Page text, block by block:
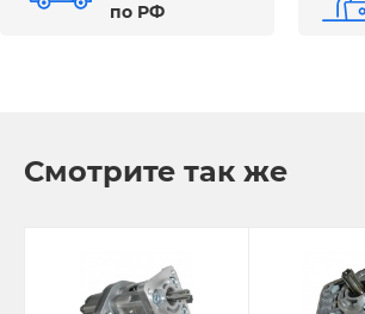
по РФ
Смотрите так же